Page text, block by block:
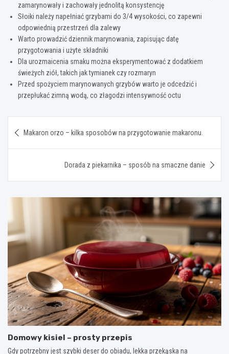
zamarynowały i zachowały jednolitą konsystencję
Słoiki należy napełniać grzybami do 3/4 wysokości, co zapewni
odpowiednią przestrzeń dla zalewy
Warto prowadzić dziennik marynowania, zapisując datę
przygotowania i użyte składniki
Dla urozmaicenia smaku można eksperymentować z dodatkiem
świeżych ziół, takich jak tymianek czy rozmaryn
Przed spożyciem marynowanych grzybów warto je odcedzić i
przepłukać zimną wodą, co złagodzi intensywność octu
wpisu
Makaron orzo – kilka sposobów na przygotowanie makaronu.
Dorada z piekarnika – sposób na smaczne danie
Domowy kisiel – prosty przepis
Gdy potrzebny jest szybki deser do obiadu, lekka przekąska na